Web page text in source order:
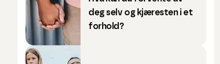
deg selv og kjæresten i et
forhold?